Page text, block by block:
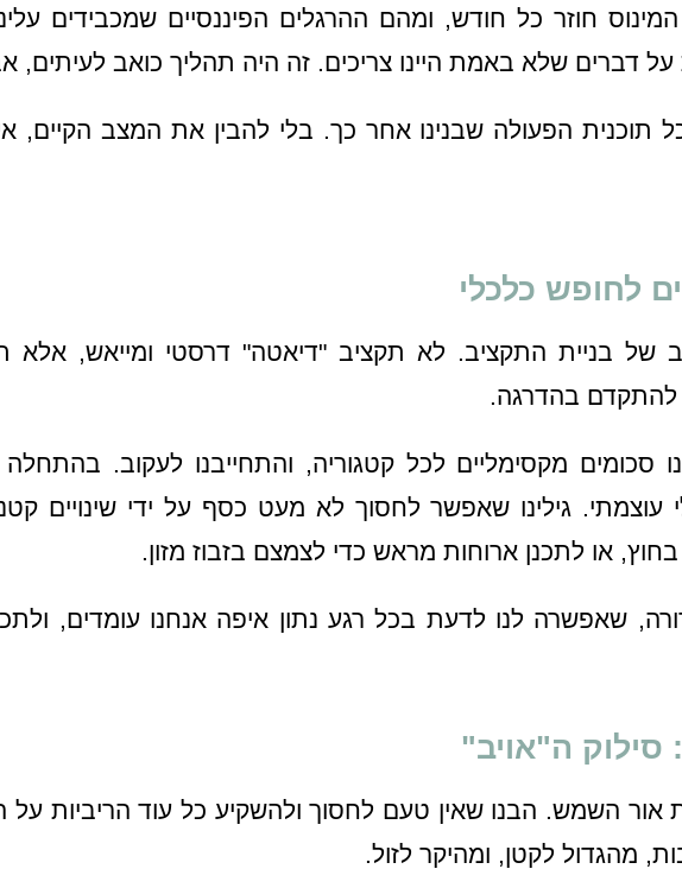
חוזר כל חודש, ומהם ההרגלים הפיננסיים שמכבידים עלינו.
על דברים שלא באמת היינו צריכים. זה היה תהליך כואב לעיתים,
תוכנית הפעולה שבנינו אחר כך. בלי להבין את המצב הקיים,
לחופש כלכלי
בניית התקציב. לא תקציב "דיאטה" דרסטי ומייאש, אלא
להתקדם בהדרגה.
סכומים מקסימליים לכל קטגוריה, והתחייבנו לעקוב.
גילינו שאפשר לחסוך לא מעט כסף על ידי שינויים
או לתכנן ארוחות מראש כדי לצמצם בזבוז מזון.
שאפשרה לנו לדעת בכל רגע נתון איפה אנחנו עומדים,
סילוק ה"אויב"
אור השמש. הבנו שאין טעם לחסוך ולהשקיע כל עוד הריביות על
מהגדול לקטן, ומהיקר לזול.